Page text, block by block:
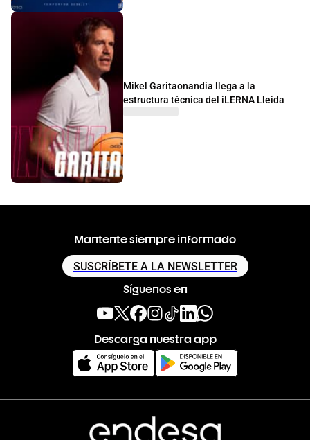
Mikel Garitaonandia llega a la
estructura técnica del iLERNA Lleida
Mantente siempre informado
SUSCRÍBETE A LA NEWSLETTER
Síguenos en
Descarga nuestra app